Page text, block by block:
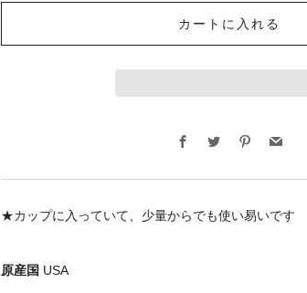
カートに入れる
Facebook
TwitterPinterestEmail
★カップに入っていて、少量からでも使い易いです
原産国 USA